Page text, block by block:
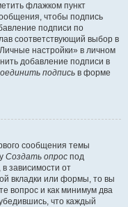
флажком пункт
чтобы подпись
подписи по
соответствующий выбор в
настройки» в личном
добавление подписи в
подпись в форме
сообщения темы
Создать опрос под
зависимости от
вкладки или формы, то вы
вопрос и как минимум два
что каждый